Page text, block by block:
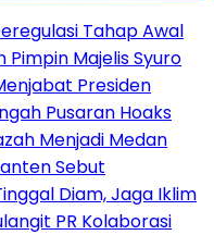
Tahap Awal
Pimpin Majelis Syuro
Presiden
Pusaran Hoaks
Menjadi Medan
Sebut
Diam, Jaga Iklim
PR Kolaborasi